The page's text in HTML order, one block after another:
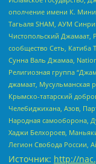
ополчение имени К.
Тагьаля SHAM, АУМ
Чистопольский Джамаат,
сообщество Сеть,
Сунна Валь Джамаа,
Религиозная группа
джамаат, Мусульманская
Крымско-татарский
Челебиджихана, Азов,
Народная самооборона,
Хаджи Белхороев,
Легион Свобода России,
Источник: http://